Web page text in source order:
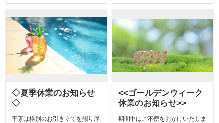
◇夏季休業のお知らせ
◇
平素は格別のお引き立てを賜り厚
<<ゴールデンウィーク
休業のお知らせ>>
期間中はご不便をおかけいたしま